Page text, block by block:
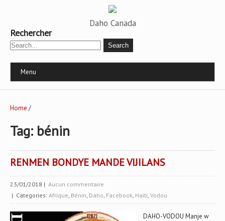
Daho Canada
Rechercher
Menu
Home /
Tag: bénin
RENMEN BONDYE MANDE VIJILANS
23/01/2018 | Aucun commentaire
| Categories: Afrique, Bénin, Daho, Facebook, Haiti, Vodou
DAHO-VODOU Manje w